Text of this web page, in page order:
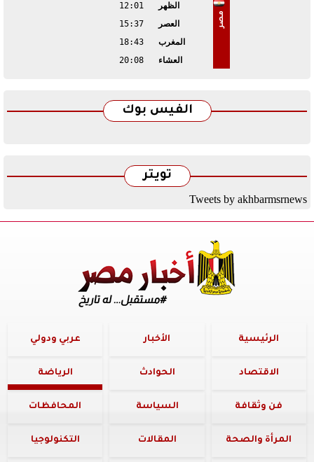
مصر
الظهر
12:01
العصر
15:37
المغرب
18:43
العشاء
20:08
الفيس بوك
تويتر
Tweets by akhbarmsrnews
الرئيسية الأخبار عربي ودولي
الاقتصاد الحوادث الرياضة
فن وثقافة السياسة المحافظات
المرأة والصحة المقالات التكنولوجيا